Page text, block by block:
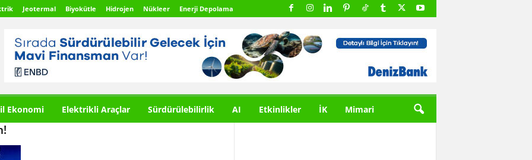
Jeotermal Biyokütle Hidrojen Nükleer Enerji Depolama
Ekonomi Elektrikli Araçlar Sürdürülebilirlik AI Etkinlikler İK Mimari